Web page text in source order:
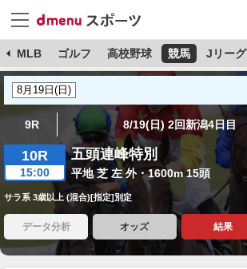
MLB ゴルフ 高校野球 競馬 Jリーグ
9R 8/19(日) 2回新潟4日目
10R
15:00
五頭連峰特別
平地 芝 左 外・1600m 15頭
サラ系 3歳以上 (混合)[指定]別定
データ分析 オッズ 結果